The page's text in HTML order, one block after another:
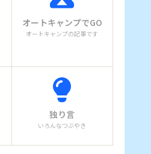
オートキャンプでGO
オートキャンプの記事です
独り言
いろんなつぶやき